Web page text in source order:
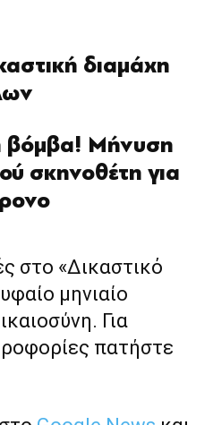
διαμάχη
βόμβα! Μήνυση
σκηνοθέτη για
στο «Δικαστικό
μηνιαίο
Για
πατήστε